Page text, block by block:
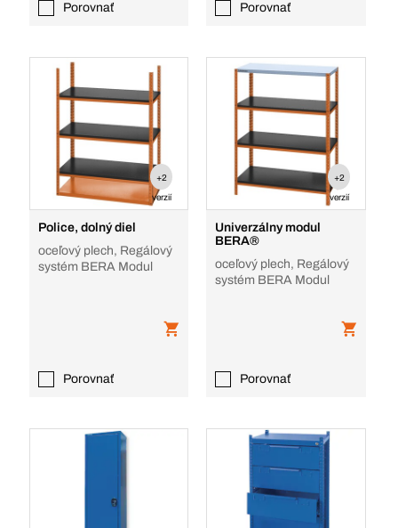
Porovnať Porovnať
+2
verzií
Police, dolný diel
oceľový plech, Regálový
systém BERA Modul
Porovnať
+2
verzií
Univerzálny modul
BERA®
oceľový plech, Regálový
systém BERA Modul
Porovnať